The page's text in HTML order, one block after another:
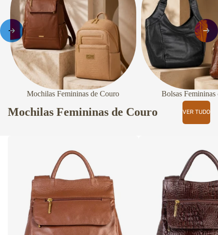
Mochilas Femininas de Couro Bolsas Femininas
Mochilas Femininas de Couro VER TUDO